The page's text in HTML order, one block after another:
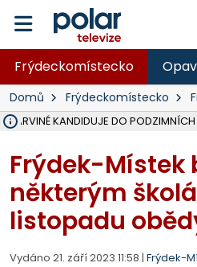
Frýdeckomístecko
Domů Frýdeckomístecko
V KARVINÉ KANDIDUJE DO
Frýdek-Místek
některým
listopadu
Vydáno 21. září 2023 11:58 | Frýdek-